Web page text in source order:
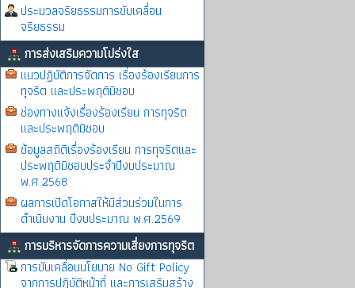
ประมวลจริยธรรมการขับเคลื่อน
จริยธรรม
การส่งเสริมความโปร่งใส
แนวปฏิบัติการจัดการ เรื่องร้องเรียนการ
ทุจริต และประพฤติมิชอบ
ช่องทางแจ้งเรื่องร้องเรียน การทุจริต
และประพฤติมิชอบ
ข้อมูลสถิติเรื่องร้องเรียน การทุจริตและ
ประพฤติมิชอบประจำปีงบประมาณ
พ.ศ.2568
ผลการเปิดโอกาสให้มีส่วนร่วมในการ
ดำเนินงาน ปีงบประมาณ พ.ศ.2569
การบริหารจัดการความเสี่ยงการทุจริต
การขับเคลื่อนนโยบาย No Gift Policy
จากการปฏิบัติหน้าที่ และการเสริมสร้าง